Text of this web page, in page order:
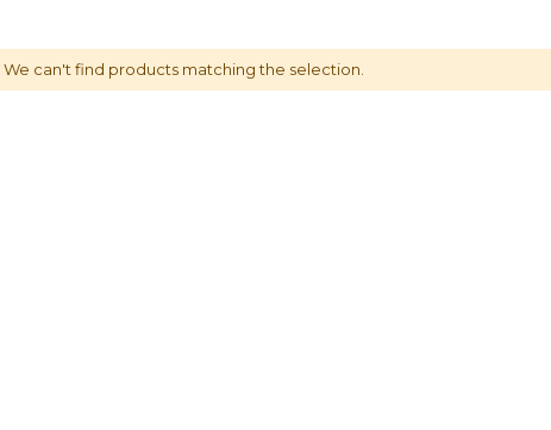
We can't find products matching the selection.